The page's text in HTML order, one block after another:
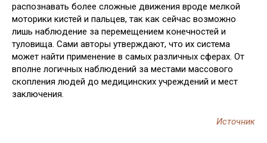
распознавать более сложные движения вроде мелкой
моторики кистей и пальцев, так как сейчас возможно
лишь наблюдение за перемещением конечностей и
туловища. Сами авторы утверждают, что их система
может найти применение в самых различных сферах. От
вполне логичных наблюдений за местами массового
скопления людей до медицинских учреждений и мест
заключения.
Источник